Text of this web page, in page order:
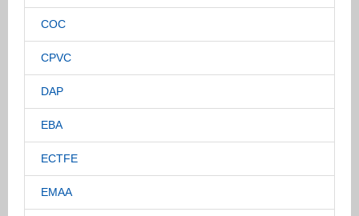
COC
CPVC
DAP
EBA
ECTFE
EMAA